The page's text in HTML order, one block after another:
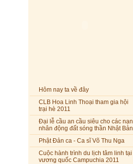
Hôm nay ta về đây
CLB Hoa Linh Thoại tham gia hội
trại hè 2011
Đại lễ cầu an cầu siêu cho các nạn
nhân động đất sóng thần Nhật Bản
Phật Đản ca - Ca sĩ Võ Thu Nga
Cuộc hành trình du lịch tâm linh tại
vương quốc Campuchia 2011